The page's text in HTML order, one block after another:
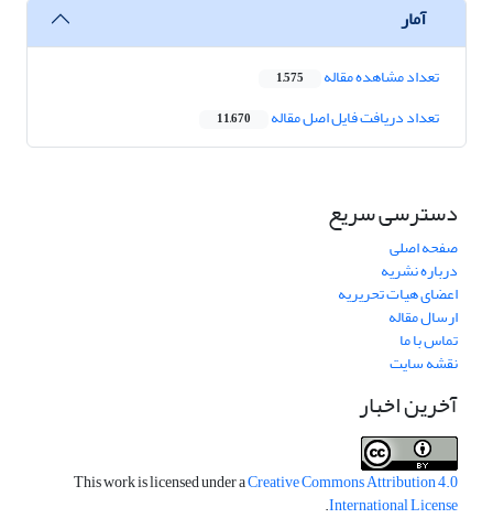
آمار
تعداد مشاهده مقاله 1,575
تعداد دریافت فایل اصل مقاله 11,670
دسترسی سریع
صفحه اصلی
درباره نشریه
اعضای هیات تحریریه
ارسال مقاله
تماس با ما
نقشه سایت
آخرین اخبار
This work is licensed under aCreative Commons Attribution 4.0
International License
.